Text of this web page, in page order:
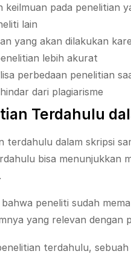
keilmuan pada penelitian
lain
yang akan dilakukan
lebih akurat
perbedaan penelitian
dari plagiarisme
Terdahulu
terdahulu dalam skripsi
bisa menunjukkan
peneliti sudah
yang relevan dengan
terdahulu,